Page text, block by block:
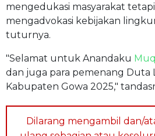
mengedukasi masyarakat
mengadvokasi kebijakan
tuturnya.
"Selamat untuk Anandaku
dan juga para pemenang Duta
Kabupaten Gowa 2025,"
Dilarang mengambil dan/